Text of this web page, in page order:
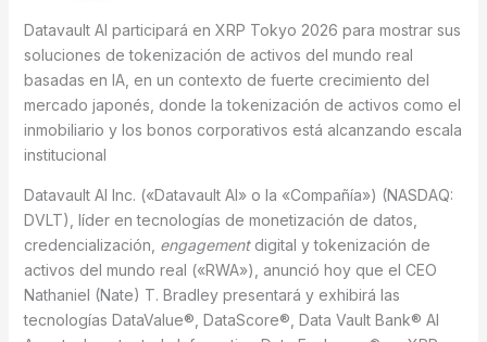
Datavault AI participará en XRP Tokyo 2026 para mostrar sus
soluciones de tokenización de activos del mundo real
basadas en IA, en un contexto de fuerte crecimiento del
mercado japonés, donde la tokenización de activos como el
inmobiliario y los bonos corporativos está alcanzando escala
institucional
Datavault AI Inc. («Datavault AI» o la «Compañía») (NASDAQ:
DVLT), líder en tecnologías de monetización de datos,
credencialización, engagementdigital y tokenización de
activos del mundo real («RWA»), anunció hoy que el CEO
Nathaniel (Nate) T. Bradley presentará y exhibirá las
tecnologías DataValue®, DataScore®, Data Vault Bank® AI